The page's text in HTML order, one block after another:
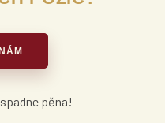
pěna!